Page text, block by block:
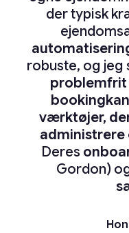
der typisk
robuste, og
problemfrit
værktøjer,
administrere
Deres
Gordon)
vokset med os
RJA
manuelle
undgå
OSA